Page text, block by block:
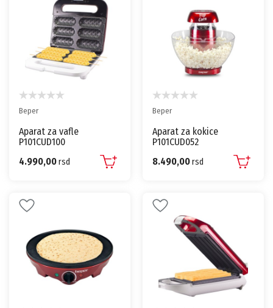
Beper
Aparat za vafle
P101CUD100
4.990,00rsd
Beper
Aparat za kokice
P101CUD052
8.490,00rsd